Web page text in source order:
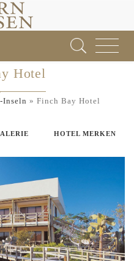
Toggle
Hotel
Inseln » Finch Bay Hotel
HOTEL MERKEN